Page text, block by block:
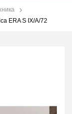
ERA S IX/A/72